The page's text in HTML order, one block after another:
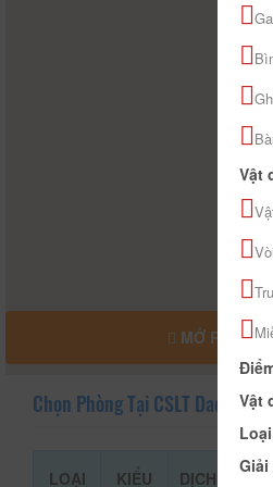
MỞ RỘNG
Chọn Phòng Tại CSLT Dacia
LOẠI
KIỂU
DỊCH
GIÁ
Vật
Vật